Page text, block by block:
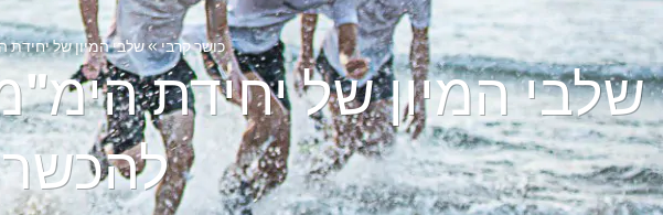
כושר קרבי»שלבי המיון של יחידת
שלבי המיון של יחידת